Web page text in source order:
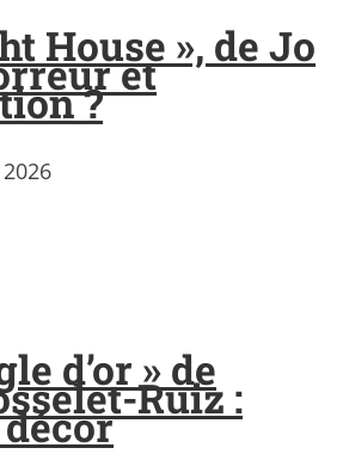
House », de Jo
et
?
d’or » de
Ruiz :